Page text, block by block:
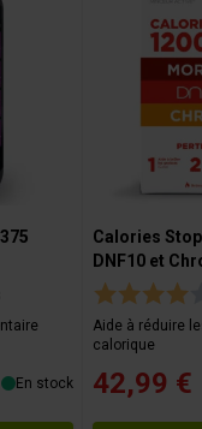
En stock
Calories
DNF10 et
Aide à réduire
calorique
42,99 €